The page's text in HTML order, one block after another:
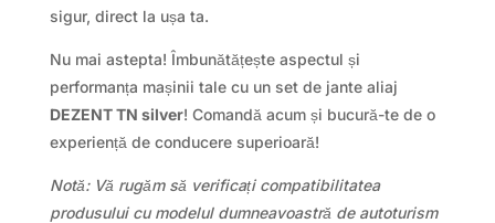
sigur, direct la ușa ta.
Nu mai astepta! Îmbunătățește aspectul și
performanța mașinii tale cu un set de jante aliaj
DEZENT TN silver! Comandă acum și bucură-te de o
experiență de conducere superioară!
Notă: Vă rugăm să verificați compatibilitatea
produsului cu modelul dumneavoastră de autoturism